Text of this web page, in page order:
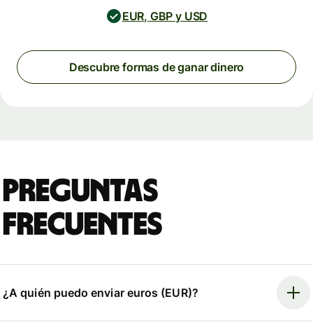
EUR, GBP y USD
Descubre formas de ganar dinero
Preguntas
frecuentes
¿A quién puedo enviar euros (EUR)?